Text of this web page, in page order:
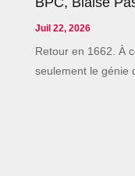
Juil 22, 2026
Retour en 1662. À
seulement le génie